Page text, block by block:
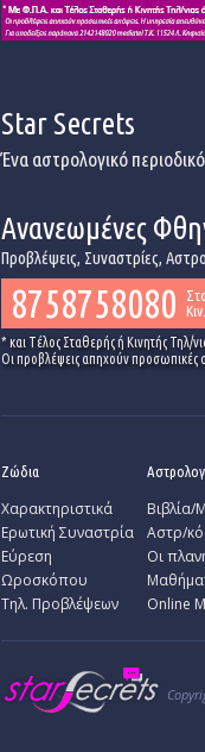
Star Secrets
Ένα αστρολογικό
Ανανεωμένες
Προβλέψεις, Συναστρίες,
8758758080
* και Tέλος Σταθερής ή Κινητής Τηλ/
Οι προβλέψεις απηχούν προσωπικές
Ζώδια
Χαρακτηριστικά
­Ερωτική Συναστρία
­Εύρεση
Ωροσκόπου
Τηλ. Προβλέψεων
Αστρ/
Οι
Online